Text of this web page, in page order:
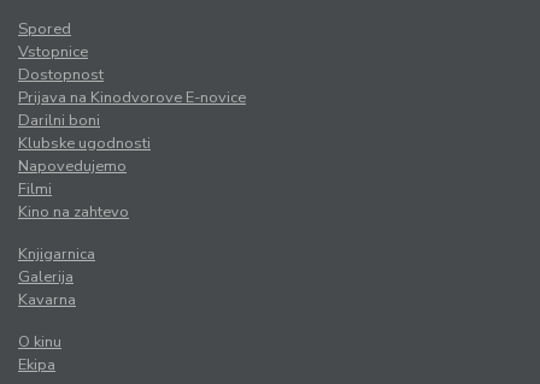
Spored
Vstopnice
Dostopnost
Prijava na Kinodvorove E-novice
Darilni boni
Klubske ugodnosti
Napovedujemo
Filmi
Kino na zahtevo
Knjigarnica
Galerija
Kavarna
O kinu
Ekipa